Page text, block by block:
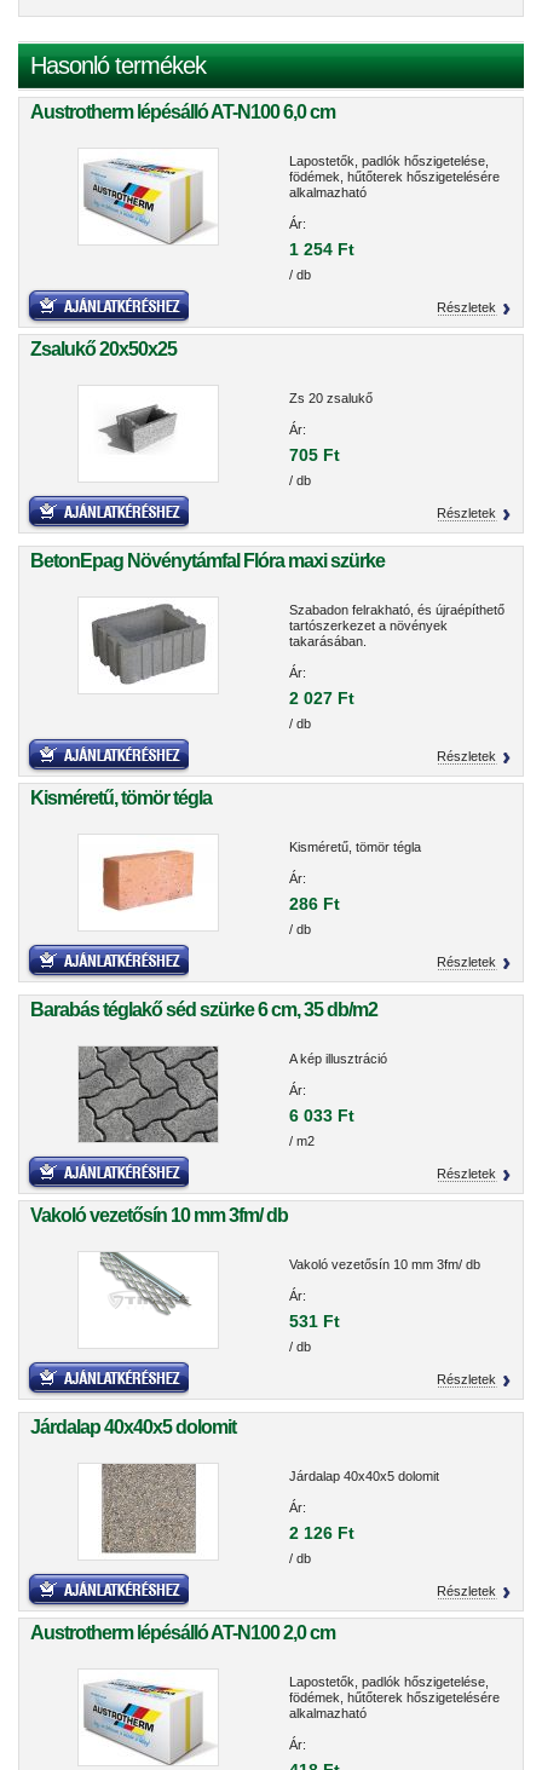
Hasonló termékek
Austrotherm lépésálló AT-N100 6,0 cm
Lapostetők, padlók hőszigetelése,
födémek, hűtőterek hőszigetelésére
alkalmazható
Ár:
1 254 Ft
/ db
Részletek
Zsalukő 20x50x25
Zs 20 zsalukő
Ár:
705 Ft
/ db
Részletek
BetonEpag Növénytámfal Flóra maxi szürke
Szabadon felrakható, és újraépíthető
tartószerkezet a növények
takarásában.
Ár:
2 027 Ft
/ db
Részletek
Kisméretű, tömör tégla
Kisméretű, tömör tégla
Ár:
286 Ft
/ db
Részletek
Barabás téglakő séd szürke 6 cm, 35 db/m2
A kép illusztráció
Ár:
6 033 Ft
/ m2
Részletek
Vakoló vezetősín 10 mm 3fm/ db
Vakoló vezetősín 10 mm 3fm/ db
Ár:
531 Ft
/ db
Részletek
Járdalap 40x40x5 dolomit
Járdalap 40x40x5 dolomit
Ár:
2 126 Ft
/ db
Részletek
Austrotherm lépésálló AT-N100 2,0 cm
Lapostetők, padlók hőszigetelése,
födémek, hűtőterek hőszigetelésére
alkalmazható
Ár: